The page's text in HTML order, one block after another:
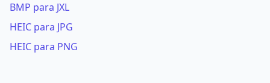
BMP para JXL
HEIC para JPG
HEIC para PNG